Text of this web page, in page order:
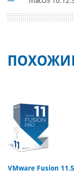
VMware Fusion